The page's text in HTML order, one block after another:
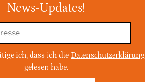
worden.
News-Updates!
ich, dass ich die Datenschutzerklärung
gelesen habe.